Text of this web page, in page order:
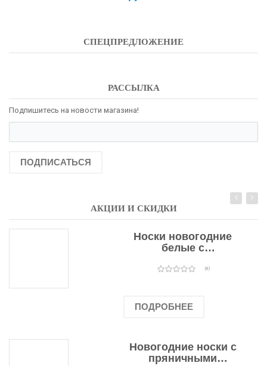
СПЕЦПРЕДЛОЖЕНИЕ
РАССЫЛКА
Подпишитесь на новости магазина!
ПОДПИСАТЬСЯ
АКЦИИ И СКИДКИ
Носки новогодние
белые с
оленями(0)
ПОДРОБНЕЕ
Новогодние носки с
пряничными